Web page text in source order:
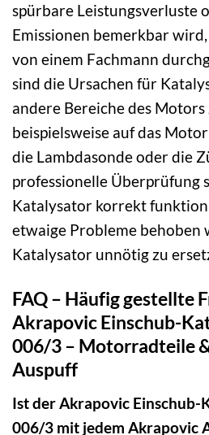
spürbare Leistungsverluste
Emissionen bemerkbar
von einem Fachmann
sind die Ursachen für
andere Bereiche des
beispielsweise auf das
die Lambdasonde oder die
professionelle Überprüfung
Katalysator korrekt
etwaige Probleme behoben
Katalysator unnötig zu
FAQ – Häufig gestellte
Akrapovic Einschub-
006/3 – Motorradteile
Auspuff
Ist der Akrapovic Einschub-
006/3 mit jedem Akrapovic